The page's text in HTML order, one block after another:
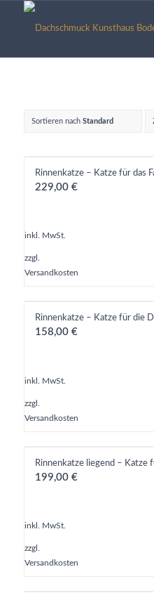
Sortieren nach Standard
Rinnenkatze – Katze für das
229,00 €
inkl. MwSt.
zzgl.
Versandkosten
Rinnenkatze – Katze für die
158,00 €
inkl. MwSt.
zzgl.
Versandkosten
Rinnenkatze liegend – Katze
199,00 €
inkl. MwSt.
zzgl.
Versandkosten